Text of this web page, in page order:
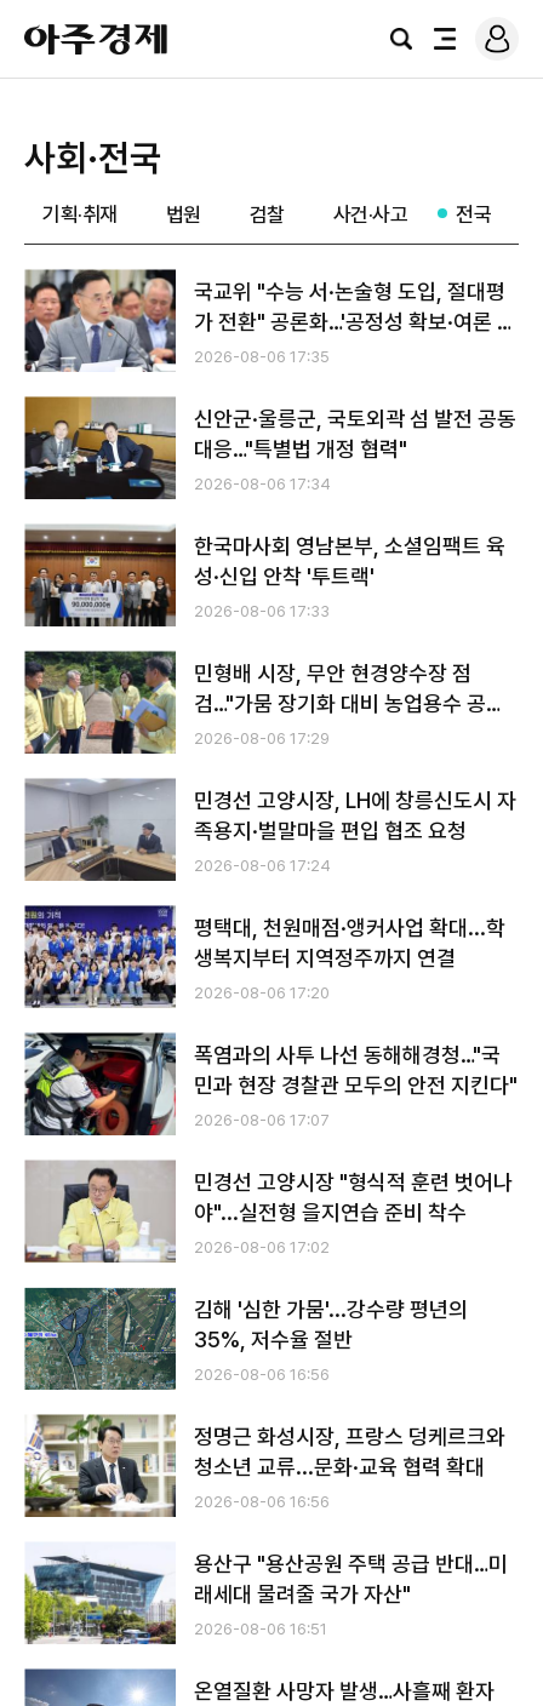
아
주
경
검
전
로
그
사회·전국
기획·취재 법원 검찰 사건·사고 전국
국교위 "수능 서·논술형 도입, 절대평
가 전환" 공론화…'공정성 확보·여론 설
득'이 관건
2026-08-06 17:35
신안군·울릉군, 국토외곽 섬 발전 공동
대응…"특별법 개정 협력"
2026-08-06 17:34
한국마사회 영남본부, 소셜임팩트 육
성·신입 안착 '투트랙'
2026-08-06 17:33
민형배 시장, 무안 현경양수장 점
검…"가뭄 장기화 대비 농업용수 공급
총력"
2026-08-06 17:29
민경선 고양시장, LH에 창릉신도시 자
족용지·벌말마을 편입 협조 요청
2026-08-06 17:24
평택대, 천원매점·앵커사업 확대...학
생복지부터 지역정주까지 연결
2026-08-06 17:20
폭염과의 사투 나선 동해해경청…"국
민과 현장 경찰관 모두의 안전 지킨다"
2026-08-06 17:07
민경선 고양시장 "형식적 훈련 벗어나
야"...실전형 을지연습 준비 착수
2026-08-06 17:02
김해 '심한 가뭄'...강수량 평년의
35%, 저수율 절반
2026-08-06 16:56
정명근 화성시장, 프랑스 덩케르크와
청소년 교류...문화·교육 협력 확대
2026-08-06 16:56
용산구 "용산공원 주택 공급 반대…미
래세대 물려줄 국가 자산"
2026-08-06 16:51
온열질환 사망자 발생…사흘째 환자